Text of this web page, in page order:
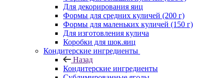
Для декорирования яиц
Формы для средних куличей (200 г)
Формы для маленьких куличей (150 г)
Для изготовления кулича
Коробки для шок.яиц
Кондитерские ингредиенты
Назад
Кондитерские ингредиенты